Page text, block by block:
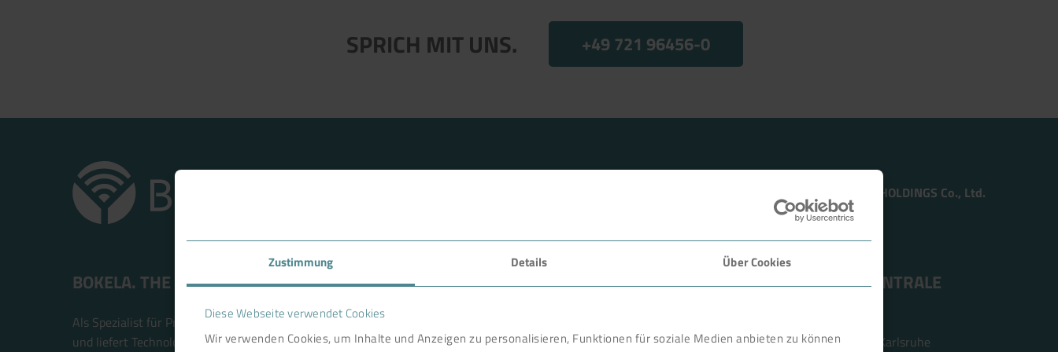
Zustimmung Details Über Cookies
Diese Webseite verwendet Cookies
Wir verwenden Cookies, um Inhalte und Anzeigen zu personalisieren, Funktionen für soziale Medien anbieten zu können
SPRICH MIT UNS. +49 721 96456-0
Member of the TSUKISHIMA HOLDINGS Co., Ltd.
BOKELA. THE FILTRATION PEOPLE.
Als Spezialist für Prozessfiltration ist BOKELA ein international gefragter Partner
und liefert Technologielösungen, die für mehr Wirtschaftlichkeit, Arbeitssicherheit
FAVORITEN ANSCHRIFT ZENTRALE
Tullastr. 64 | 76131 Karlsruhe